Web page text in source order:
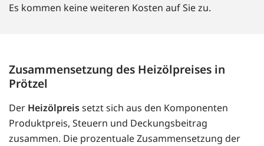
Es kommen keine weiteren Kosten auf Sie zu.
Zusammensetzung des Heizölpreises in
Prötzel
Der Heizölpreissetzt sich aus den Komponenten
Produktpreis, Steuern und Deckungsbeitrag
zusammen. Die prozentuale Zusammensetzung der